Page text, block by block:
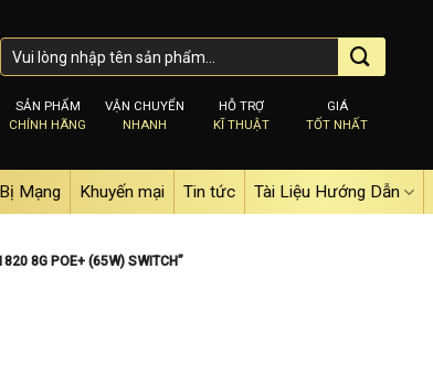
SẢN PHẨM
CHÍNH HÃNG
VẬN CHUYỂN
NHANH
HỖ TRỢ
KĨ THUẬT
GIÁ
TỐT NHẤT
Mạng Khuyến mại Tin tức Tài Liệu Hướng Dẫn
8G POE+ (65W) SWITCH”